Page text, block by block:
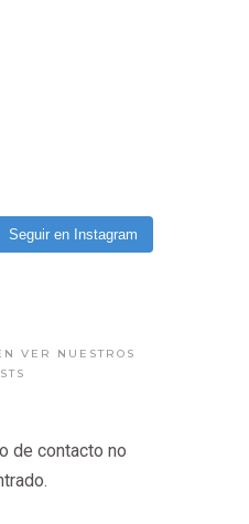
Seguir en Instagram
VER NUESTROS
de contacto no